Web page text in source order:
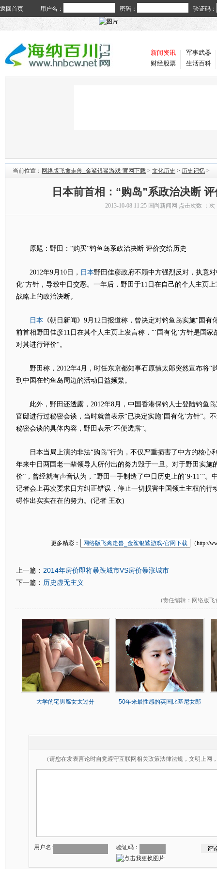
返回首页 用户名： 密码： 验证码：
新闻资讯
财经股票
军事武器
生活百科
当前位置： 网络版飞禽走兽_金鲨银鲨游戏-官网下载 > 文化历史 > 历史记忆 >
日本前首相：“购岛”系政治决断
2013-10-08 11:25 国尚新闻网 点击次数 ： 次
原题：野田：“购买”钓鱼岛系政治决断 评价交给历史
2012年9月10日， 日本野田佳彦政府不顾中方强烈反对，执意
化”方针，导致中日交恶。一年后，野田于11日在自己的个人主页
战略上的政治决断。
日本 《朝日新闻》9月12日报道称，曾决定对钓鱼岛实施“国有
前首相野田佳彦11日在其个人主页上发言称，“‘国有化’方针是国
对其进行评价“。
野田称，2012年4月，时任东京都知事石原慎太郎突然宣布将“
到中国在钓鱼岛周边的活动日益频繁。
此外，野田还透露，2012年8月，中国香港保钓人士登陆钓鱼岛
官邸进行过秘密会谈，当时就曾表示“已决定实施‘国有化’方针”。
秘密会谈的具体内容，野田表示“不便透露”。
日本当局上演的非法“购岛”行为，不仅严重损害了中方的核心
年来中日两国老一辈领导人所付出的努力毁于一旦。对于野田实施
价”，曾经就有声音认为，“野田一手制造了中日历史上的‘9·11’”。
记者会上再次要求日方纠正错误，停止一切损害中国领土主权的行
碍作出实实在在的努力。(记者 王欢)
更多精彩： 网络版飞禽走兽_金鲨银鲨游戏-官网下载 （http://
上一篇： 2014年房价即将暴跌城市VS房价暴涨城市
下一篇： 历史虚无主义
(责任编辑 ：网络版
大学的宅男腐女太过分 50年来最性感的英国比基尼女郎
（请您在发表言论时自觉遵守互联网相关政策法律法规，文明上网
用户名: 验证码：